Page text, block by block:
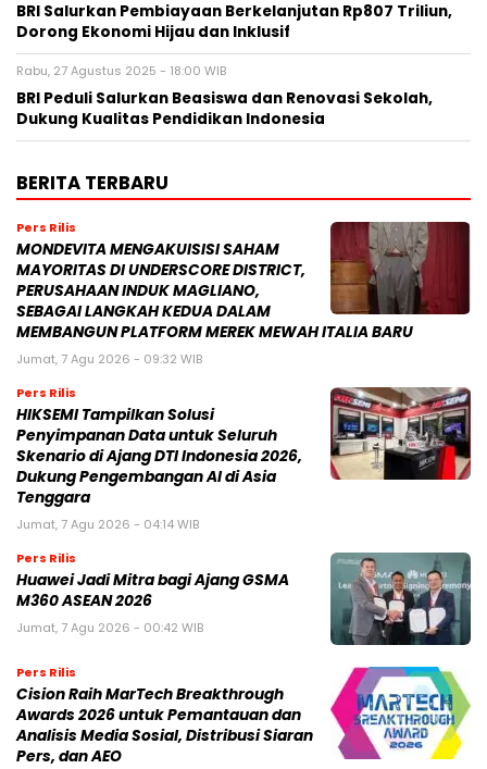
BRI Salurkan Pembiayaan Berkelanjutan Rp807 Triliun,
Dorong Ekonomi Hijau dan Inklusif
Rabu, 27 Agustus 2025 - 18:00 WIB
BRI Peduli Salurkan Beasiswa dan Renovasi Sekolah,
Dukung Kualitas Pendidikan Indonesia
BERITA TERBARU
Pers Rilis
MONDEVITA MENGAKUISISI SAHAM
MAYORITAS DI UNDERSCORE DISTRICT,
PERUSAHAAN INDUK MAGLIANO,
SEBAGAI LANGKAH KEDUA DALAM
MEMBANGUN PLATFORM MEREK MEWAH ITALIA BARU
Jumat, 7 Agu 2026 - 09:32 WIB
Pers Rilis
HIKSEMI Tampilkan Solusi
Penyimpanan Data untuk Seluruh
Skenario di Ajang DTI Indonesia 2026,
Dukung Pengembangan AI di Asia
Tenggara
Jumat, 7 Agu 2026 - 04:14 WIB
Pers Rilis
Huawei Jadi Mitra bagi Ajang GSMA
M360 ASEAN 2026
Jumat, 7 Agu 2026 - 00:42 WIB
Pers Rilis
Cision Raih MarTech Breakthrough
Awards 2026 untuk Pemantauan dan
Analisis Media Sosial, Distribusi Siaran
Pers, dan AEO